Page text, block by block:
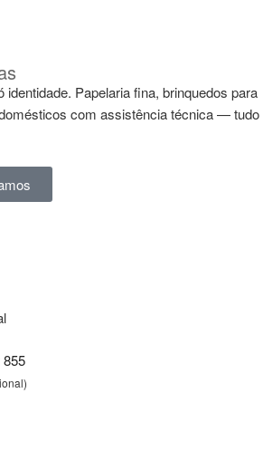
Papelaria fina, brinquedos para
com assistência técnica — tudo
855